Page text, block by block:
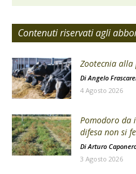
Contenuti riservati agli
Zootecnia
DiAngelo
4 Agosto 2026
Pomodoro da
difesa non si
Di Arturo
3 Agosto 2026